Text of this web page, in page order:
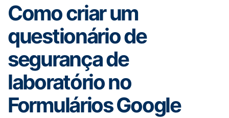
Como criar um
questionário de
segurança de
laboratório no
Formulários Google